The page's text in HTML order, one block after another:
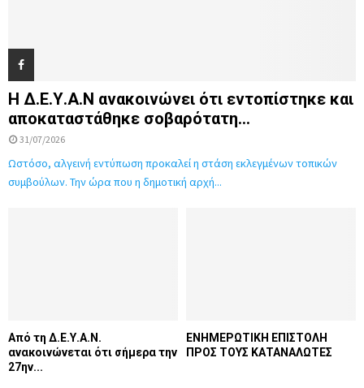
Η Δ.Ε.Υ.Α.Ν ανακοινώνει ότι εντοπίστηκε και
αποκαταστάθηκε σοβαρότατη...
31/07/2026
Ωστόσο, αλγεινή εντύπωση προκαλεί η στάση εκλεγμένων τοπικών
συμβούλων. Την ώρα που η δημοτική αρχή...
Από τη Δ.Ε.Υ.Α.Ν.
ανακοινώνεται ότι σήμερα την
27ην...
ΕΝΗΜΕΡΩΤΙΚΗ ΕΠΙΣΤΟΛΗ
ΠΡΟΣ ΤΟΥΣ ΚΑΤΑΝΑΛΩΤΕΣ